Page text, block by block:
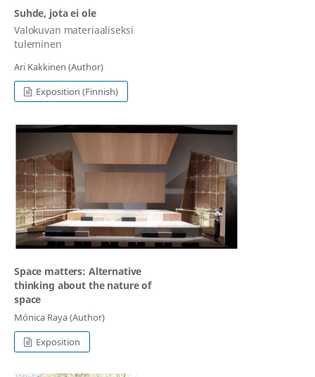
Suhde, jota ei ole
Valokuvan materiaaliseksi
tuleminen
Ari Kakkinen (Author)
Exposition (Finnish)
Space matters: Alternative
thinking about the nature of
space
Mónica Raya (Author)
Exposition